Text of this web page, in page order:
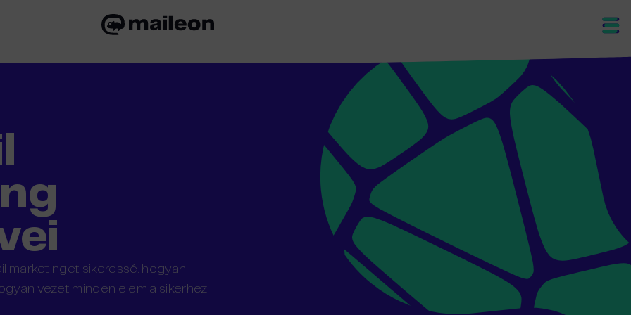
marketinget sikeressé, hogyan
vezet minden elem a sikerhez.